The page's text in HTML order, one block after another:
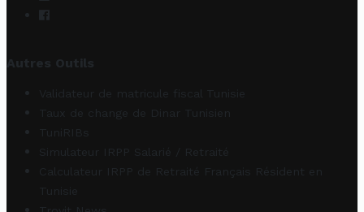
Autres Outils
Validateur de matricule fiscal Tunisie
Taux de change de Dinar Tunisien
TuniRIBs
Simulateur IRPP Salarié / Retraité
Calculateur IRPP de Retraité Français Résident en
Tunisie